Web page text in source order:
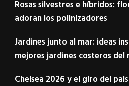
Rosas silvestres e híbridos:
adoran los polinizadores
Jardines junto al mar: ideas
mejores jardines costeros del
Chelsea 2026 y el giro del